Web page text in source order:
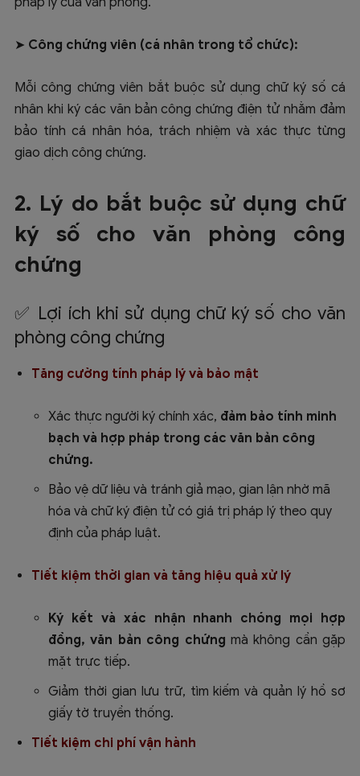
➤ Công chứng viên (cá nhân trong tổ chức):
Mỗi công chứng viên bắt buộc sử dụng chữ ký số cá
nhân khi ký các văn bản công chứng điện tử nhằm đảm
bảo tính cá nhân hóa, trách nhiệm và xác thực từng
giao dịch công chứng.
2. Lý do bắt buộc sử dụng chữ
ký số cho văn phòng công
chứng
✅ Lợi ích khi sử dụng chữ ký số cho văn
phòng công chứng
Tăng cường tính pháp lý và bảo mật
Xác thực người ký chính xác, đảm bảo tính minh
bạch và hợp pháp trong các văn bản công
chứng.
Bảo vệ dữ liệu và tránh giả mạo, gian lận nhờ mã
hóa và chữ ký điện tử có giá trị pháp lý theo quy
định của pháp luật.
Tiết kiệm thời gian và tăng hiệu quả xử lý
Ký kết và xác nhận nhanh chóng mọi hợp
đồng, văn bản công chứng mà không cần gặp
mặt trực tiếp.
Giảm thời gian lưu trữ, tìm kiếm và quản lý hồ sơ
giấy tờ truyền thống.
Tiết kiệm chi phí vận hành